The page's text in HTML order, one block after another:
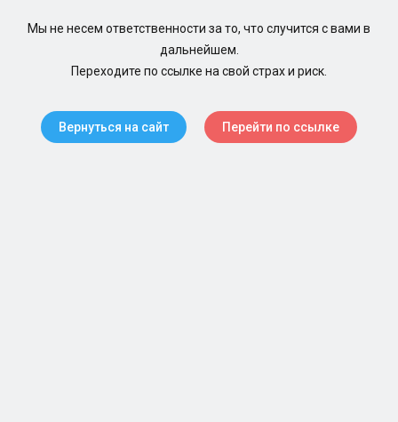
Мы не несем ответственности за то, что случится с вами в
дальнейшем.
Переходите по ссылке на свой страх и риск.
Вернуться на сайт Перейти по ссылке